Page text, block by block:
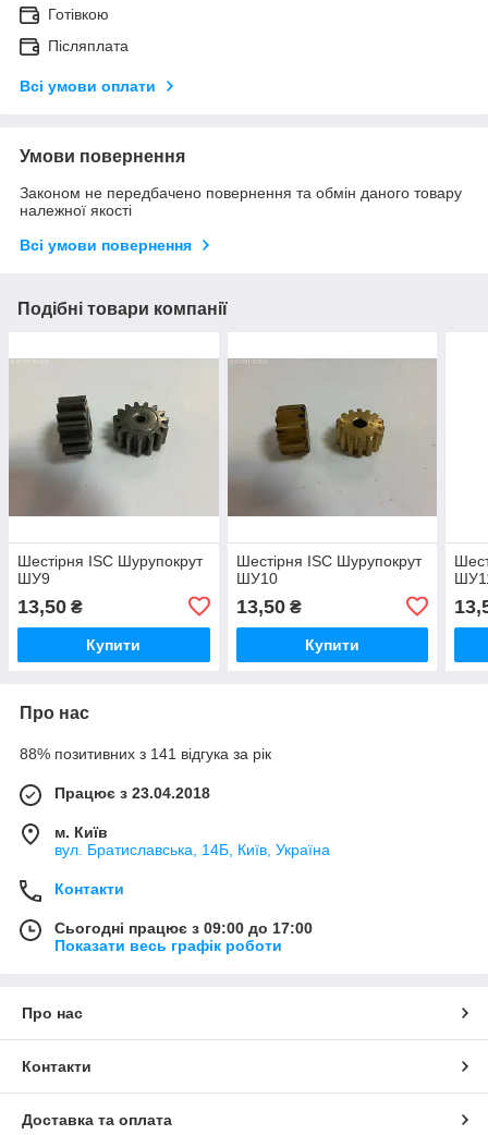
Готівкою
Післяплата
Всі умови оплати
Умови повернення
Законом не передбачено повернення та обмін даного товару
належної якості
Всі умови повернення
Подібні товари компанії
Шестірня ISC Шурупокрут
ШУ9
13,50 ₴
Купити
Шестірня ISC Шурупокрут
ШУ10
13,50₴
Купити
Про нас
88% позитивних з 141 відгука за рік
Працює з 23.04.2018
м. Київ
вул. Братиславська, 14Б, Київ, Україна
Контакти
Сьогодні працює з 09:00 до 17:00
Показати весь графік роботи
Про нас
Контакти
Доставка та оплата